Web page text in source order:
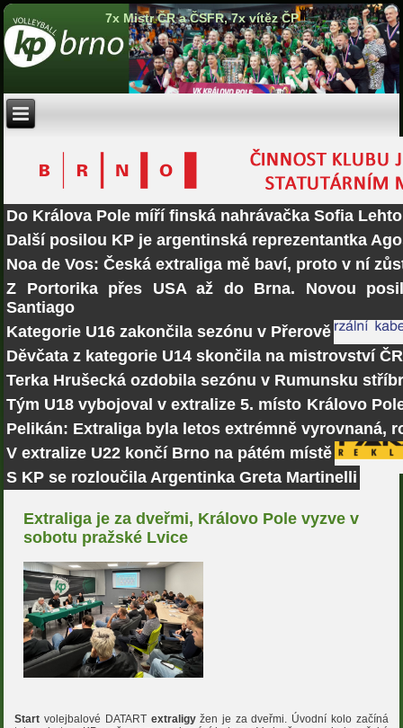
7x Mistr ČR a ČSFR, 7x vítěz ČP
Do Králova Pole míří finská nahrávačka Sofia Lehto
Další posilou KP je argentinská reprezentantka
Noa de Vos: Česká extraliga mě baví, proto v ní
Z Portorika přes USA až do Brna. Novou
Santiago
Kategorie U16 zakončila sezónu v Přerově
Děvčata z kategorie U14 skončila na mistrovství
Terka Hrušecká ozdobila sezónu v Rumunsku
Tým U18 vybojoval v extralize 5. místo Královo
Pelikán: Extraliga byla letos extrémně vyrovnaná,
V extralize U22 končí Brno na pátém místě
S KP se rozloučila Argentinka Greta Martinelli
Extraliga je za dveřmi, Královo Pole vyzve v
sobotu pražské Lvice
Start volejbalové DATART extraligyžen je za dveřmi. Úvodní kolo začíná